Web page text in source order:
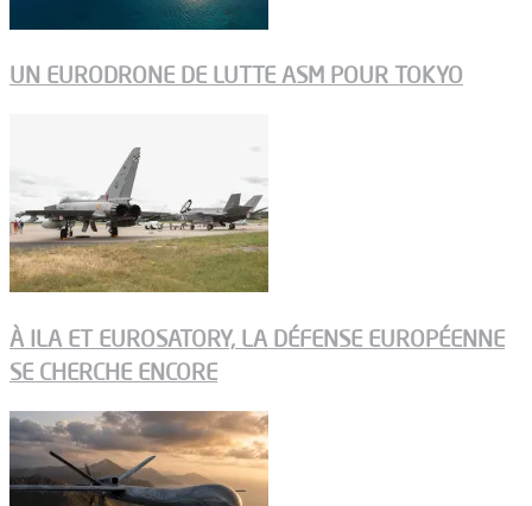
UN EURODRONE DE LUTTE ASM POUR TOKYO
À ILA ET EUROSATORY, LA DÉFENSE EUROPÉENNE
SE CHERCHE ENCORE